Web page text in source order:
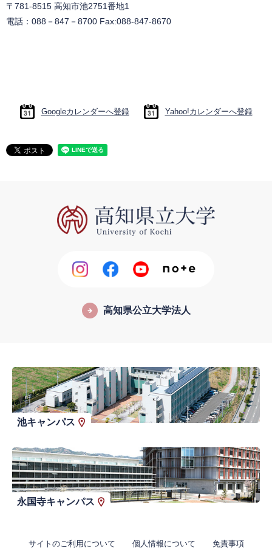
〒781-8515 高知市池2751番地1
電話：088－847－8700 Fax:088-847-8670
Googleカレンダーへ登録 Yahoo!カレンダーへ登録
高知県公立大学法人
池キャンパス
永国寺キャンパス
サイトのご利用について 個人情報について 免責事項